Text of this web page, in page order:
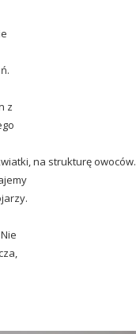
z
na strukturę owoców.